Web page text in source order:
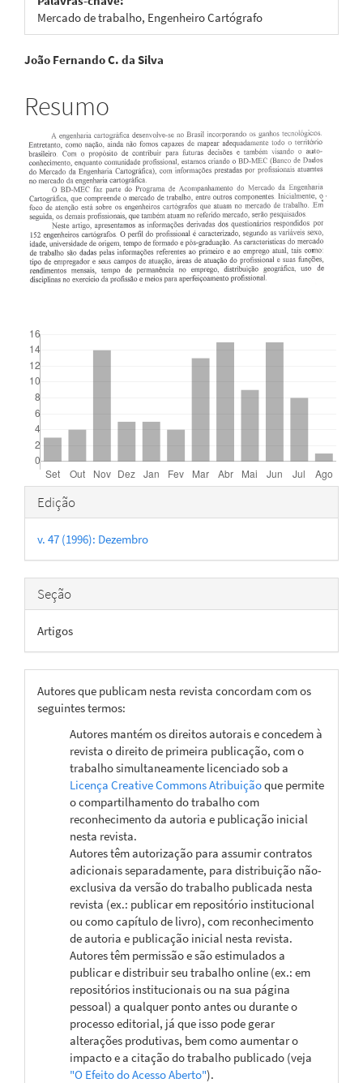
Mercado de trabalho, Engenheiro Cartógrafo
Conteúdo
do
artigo
principal
João Fernando C. da Silva
Resumo
Detalhes
do
artigo
Edição
v. 47 (1996): Dezembro
Seção
Artigos
Autores que publicam nesta revista concordam com os
seguintes termos:
Autores mantém os direitos autorais e concedem à
revista o direito de primeira publicação, com o
trabalho simultaneamente licenciado sob a
Licença Creative Commons Atribuiçãoque permite
o compartilhamento do trabalho com
reconhecimento da autoria e publicação inicial
nesta revista.
Autores têm autorização para assumir contratos
adicionais separadamente, para distribuição não-
exclusiva da versão do trabalho publicada nesta
revista (ex.: publicar em repositório institucional
ou como capítulo de livro), com reconhecimento
de autoria e publicação inicial nesta revista.
Autores têm permissão e são estimulados a
publicar e distribuir seu trabalho online (ex.: em
repositórios institucionais ou na sua página
pessoal) a qualquer ponto antes ou durante o
processo editorial, já que isso pode gerar
alterações produtivas, bem como aumentar o
impacto e a citação do trabalho publicado (veja
"O Efeito do Acesso Aberto").